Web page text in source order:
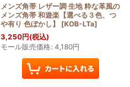
メンズ角帯 レザー調 生地 粋な革風の
メンズ角帯 和遊楽【選べる３色、つ
や有り 色ぼかし】
[KOB-LTa]
3,250円(税込)
モール販売価格: 4,180円